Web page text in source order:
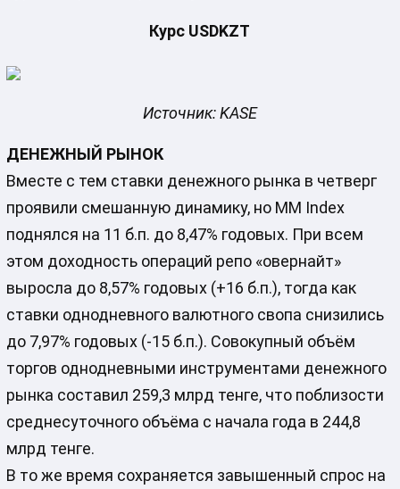
Курс USDKZT
Источник: KASE
ДЕНЕЖНЫЙ РЫНОК
Вместе с тем ставки денежного рынка в четверг
проявили смешанную динамику, но MM Index
поднялся на 11 б.п. до 8,47% годовых. При всем
этом доходность операций репо «овернайт»
выросла до 8,57% годовых (+16 б.п.), тогда как
ставки однодневного валютного свопа снизились
до 7,97% годовых (-15 б.п.). Совокупный объём
торгов однодневными инструментами денежного
рынка составил 259,3 млрд тенге, что поблизости
среднесуточного объёма с начала года в 244,8
млрд тенге.
В то же время сохраняется завышенный спрос на